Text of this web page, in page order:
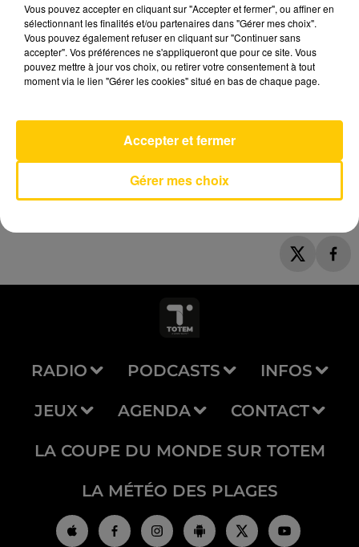
Ecran Total
BENJAMIN BIOLAY
RADIO PODCASTS INFOS
JEUX AGENDA CONTACT
LA COUPE DU MONDE SUR TOTEM
LA MÉTÉO DES PLAGES
Vous pouvez accepter en cliquant sur "Accepter et fermer", ou affiner en
sélectionnant les finalités et/ou partenaires dans "Gérer mes choix".
Vous pouvez également refuser en cliquant sur "Continuer sans
accepter". Vos préférences ne s'appliqueront que pour ce site. Vous
pouvez mettre à jour vos choix, ou retirer votre consentement à tout
moment via le lien "Gérer les cookies" situé en bas de chaque page.
Gérer mes choix
Accepter et fermer